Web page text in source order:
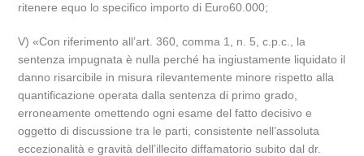
ritenere equo lo specifico importo di Euro60.000;
V) «Con riferimento all’art. 360, comma 1, n. 5, c.p.c., la
sentenza impugnata è nulla perché ha ingiustamente liquidato il
danno risarcibile in misura rilevantemente minore rispetto alla
quantificazione operata dalla sentenza di primo grado,
erroneamente omettendo ogni esame del fatto decisivo e
oggetto di discussione tra le parti, consistente nell’assoluta
eccezionalità e gravità dell’illecito diffamatorio subito dal dr.